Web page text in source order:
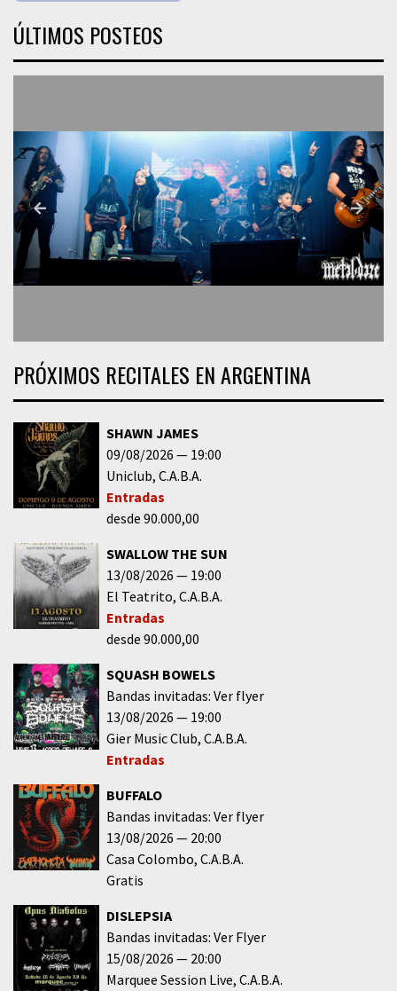
ÚLTIMOS POSTEOS
PRÓXIMOS RECITALES EN ARGENTINA
SHAWN JAMES
09/08/2026
19:00
Uniclub C.A.B.A.
Entradas
desde 90.000,00
SWALLOW THE SUN
13/08/2026
19:00
El Teatrito C.A.B.A.
Entradas
desde 90.000,00
SQUASH BOWELS
Bandas invitadas: Ver flyer
13/08/2026
19:00
Gier Music Club C.A.B.A.
Entradas
BUFFALO
Bandas invitadas: Ver flyer
13/08/2026
20:00
Casa Colombo C.A.B.A.
Gratis
DISLEPSIA
Bandas invitadas: Ver Flyer
15/08/2026
20:00
Marquee Session Live C.A.B.A.